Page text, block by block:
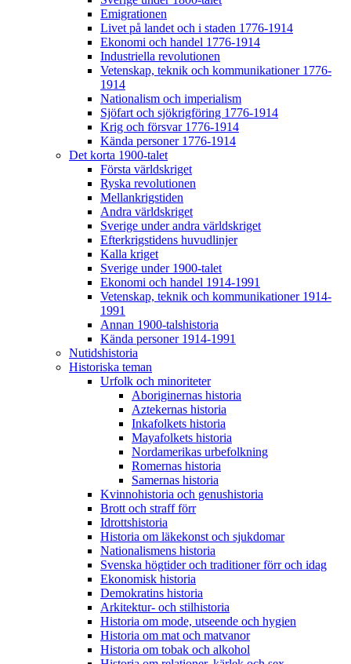
Emigrationen
Livet på landet och i staden 1776-1914
Ekonomi och handel 1776-1914
Industriella revolutionen
Vetenskap, teknik och kommunikationer 1776-
1914
Nationalism och imperialism
Sjöfart och sjökrigföring 1776-1914
Krig och försvar 1776-1914
Kända personer 1776-1914
Det korta 1900-talet
Första världskriget
Ryska revolutionen
Mellankrigstiden
Andra världskriget
Sverige under andra världskriget
Efterkrigstidens huvudlinjer
Kalla kriget
Sverige under 1900-talet
Ekonomi och handel 1914-1991
Vetenskap, teknik och kommunikationer 1914-
1991
Annan 1900-talshistoria
Kända personer 1914-1991
Nutidshistoria
Historiska teman
Urfolk och minoriteter
Aboriginernas historia
Aztekernas historia
Inkafolkets historia
Mayafolkets historia
Nordamerikas urbefolkning
Romernas historia
Samernas historia
Kvinnohistoria och genushistoria
Brott och straff förr
Idrottshistoria
Historia om läkekonst och sjukdomar
Nationalismens historia
Svenska högtider och traditioner förr och idag
Ekonomisk historia
Demokratins historia
Arkitektur- och stilhistoria
Historia om mode, utseende och hygien
Historia om mat och matvanor
Historia om tobak och alkohol